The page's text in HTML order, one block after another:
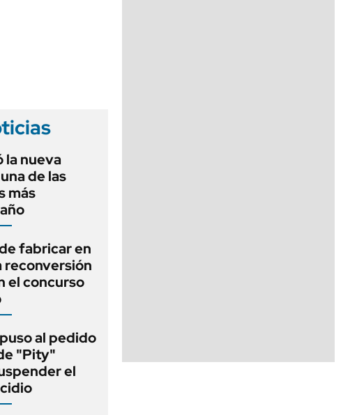
nueva
de las
más
fabricar en
reconversión
el concurso
al pedido
"Pity"
el